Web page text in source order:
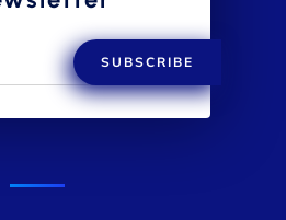
SUBSCRIBE